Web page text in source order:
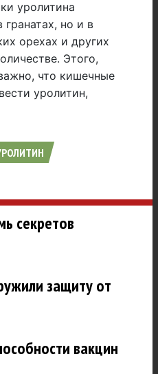
уролитина
но и в
орехах и других
Этого,
что кишечные
уролитин,
секретов
защиту от
вакцин